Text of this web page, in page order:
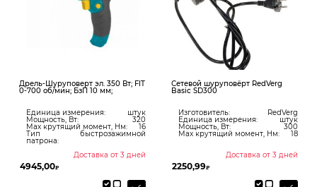
Дрель-Шуруповерт эл. 350 Вт; FIT
0-700 об/мин; БзП 10 мм;
Единица измерения: штук
Мощность, Вт: 320
Max крутящий момент, Нм: 16
Тип
патрона:
быстрозажимной
Доставка от 3 дней
4945,00₽
Сетевой шуруповёрт RedVerg
Basic SD300
Изготовитель: RedVerg
Единица измерения: штук
Мощность, Вт: 300
Max крутящий момент, Нм: 18
Доставка от 3 дней
2250,99₽